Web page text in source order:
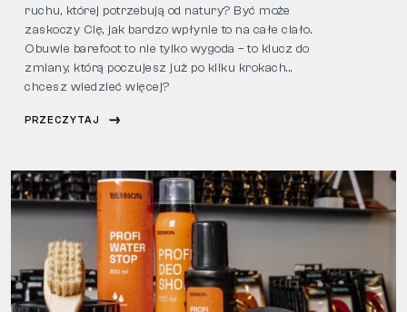
ruchu, której potrzebują od natury? Być może
zaskoczy Cię, jak bardzo wpłynie to na całe ciało.
Obuwie barefoot to nie tylko wygoda – to klucz do
zmiany, którą poczujesz już po kilku krokach...
chcesz wiedzieć więcej?
PRZECZYTAJ